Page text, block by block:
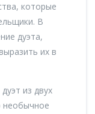
которые
В
дуэта,
их в
из двух
необычное